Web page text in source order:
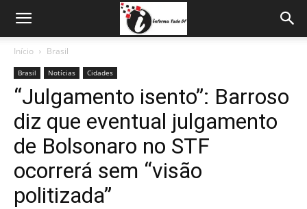
Início Brasil
Brasil Notícias Cidades
“Julgamento isento”: Barroso
diz que eventual julgamento
de Bolsonaro no STF
ocorrerá sem “visão
politizada”